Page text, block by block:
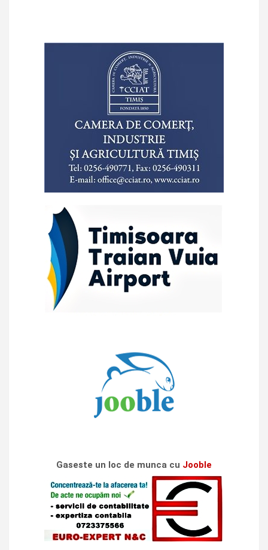
Gaseste un loc de munca cu Jooble